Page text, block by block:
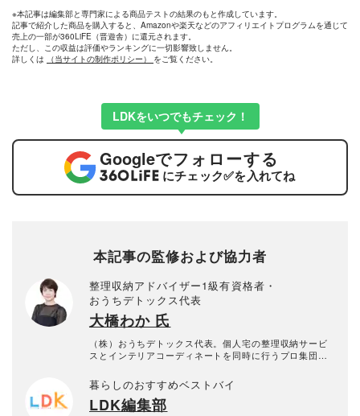
※本記事は編集部と専門家による商品テストの結果のもと作成しています。
記事で紹介した商品を購入すると、Amazonや楽天などのアフィリエイトプログラムを通じて
売上の一部が360LiFE（晋遊舎）に還元されます。
ただし、この収益は評価やランキングに一切影響致しません。
詳しくは
（当サイトの制作ポリシー） をご覧ください。
LDKをいつでもチェック！
Googleでフォローする
にチェック✅を入れてね
本記事の監修および協力者
整理収納アドバイザー1級有資格者・
おうちデトックス代表
大橋わか 氏
（株）おうちデトックス代表。個人宅の整理収納サービ
スとインテリアコーディネートを同時に行うプロ集団。
者。年間約1000回以上のお片づけに悩む個人宅の整理収
納サービス実績あり。
暮らしのおすすめベストバイ
LDK編集部